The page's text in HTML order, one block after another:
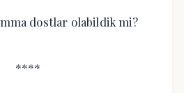
dostlar olabildik mi?
****